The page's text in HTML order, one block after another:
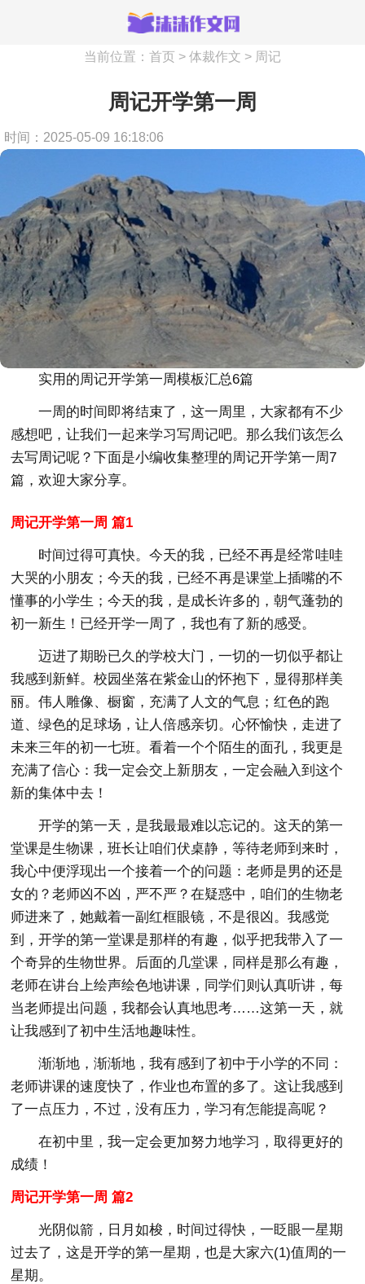
当前位置： 首页 > 体裁作文 > 周记
周记开学第一周
时间：2025-05-09 16:18:06
实用的周记开学第一周模板汇总6篇
一周的时间即将结束了，这一周里，大家都有不少
感想吧，让我们一起来学习写周记吧。那么我们该怎么
去写周记呢？下面是小编收集整理的周记开学第一周7
篇，欢迎大家分享。
周记开学第一周 篇1
时间过得可真快。今天的我，已经不再是经常哇哇
大哭的小朋友；今天的我，已经不再是课堂上插嘴的不
懂事的小学生；今天的我，是成长许多的，朝气蓬勃的
初一新生！已经开学一周了，我也有了新的感受。
迈进了期盼已久的学校大门，一切的一切似乎都让
我感到新鲜。校园坐落在紫金山的怀抱下，显得那样美
丽。伟人雕像、橱窗，充满了人文的气息；红色的跑
道、绿色的足球场，让人倍感亲切。心怀愉快，走进了
未来三年的初一七班。看着一个个陌生的面孔，我更是
充满了信心：我一定会交上新朋友，一定会融入到这个
新的集体中去！
开学的第一天，是我最最难以忘记的。这天的第一
堂课是生物课，班长让咱们伏桌静，等待老师到来时，
我心中便浮现出一个接着一个的问题：老师是男的还是
女的？老师凶不凶，严不严？在疑惑中，咱们的生物老
师进来了，她戴着一副红框眼镜，不是很凶。我感觉
到，开学的第一堂课是那样的有趣，似乎把我带入了一
个奇异的生物世界。后面的几堂课，同样是那么有趣，
老师在讲台上绘声绘色地讲课，同学们则认真听讲，每
当老师提出问题，我都会认真地思考……这第一天，就
让我感到了初中生活地趣味性。
渐渐地，渐渐地，我有感到了初中于小学的不同：
老师讲课的速度快了，作业也布置的多了。这让我感到
了一点压力，不过，没有压力，学习有怎能提高呢？
在初中里，我一定会更加努力地学习，取得更好的
成绩！
周记开学第一周 篇2
光阴似箭，日月如梭，时间过得快，一眨眼一星期
过去了，这是开学的第一星期，也是大家六(1)值周的一
星期。